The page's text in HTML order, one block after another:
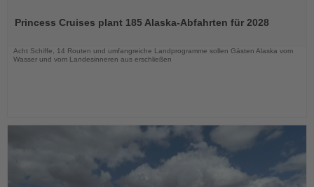
diePrincess Cruises plant 185 Alaska-Abfahrten für 2028
Acht Schiffe, 14 Routen und umfangreiche Landprogramme sollen Gästen Alaska vom
Wasser und vom Landesinneren aus erschließen